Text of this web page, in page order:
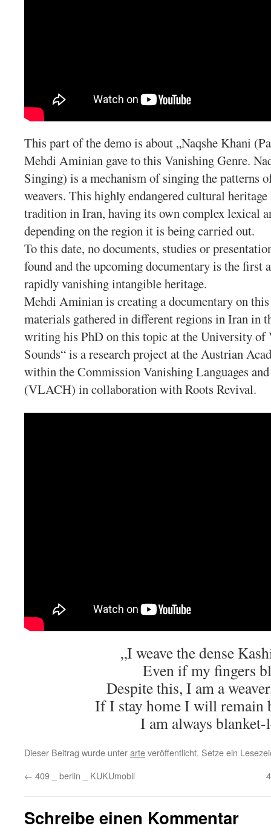
This part of the demo is about „Naqshe Khani
Mehdi Aminian gave to this Vanishing Genre.
Singing) is a mechanism of singing the patterns
weavers. This highly endangered cultural heritage
tradition in Iran, having its own complex lexical
depending on the region it is being carried out.
To this date, no documents, studies or
found and the upcoming documentary is the first
rapidly vanishing intangible heritage.
Mehdi Aminian is creating a documentary on
materials gathered in different regions in Iran in
writing his PhD on this topic at the University of
Sounds“ is a research project at the Austrian
within the Commission Vanishing Languages
(VLACH) in collaboration with Roots Revival.
„I weave the dense
Even if my fingers
Despite this, I am a
If I stay home I will remain
I am always blanket-
Dieser Beitrag wurde unterarteveröffentlicht. Setze ein
← 409 _ berlin _ KUKUmobil
Schreibe einen Kommentar